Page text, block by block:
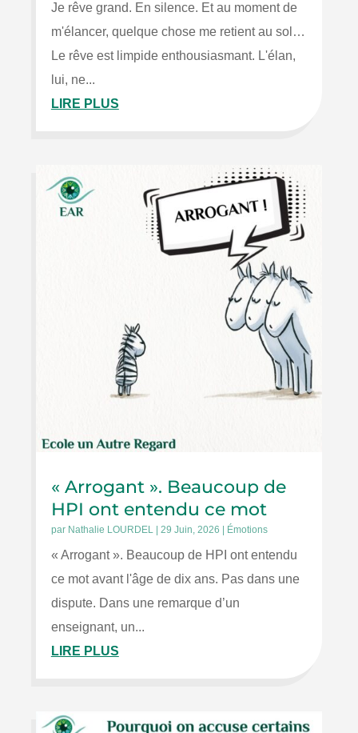
Je rêve grand. En silence. Et au moment de
m'élancer, quelque chose me retient au sol…
Le rêve est limpide enthousiasmant. L'élan,
lui, ne...
LIRE PLUS
« Arrogant ». Beaucoup de
HPI ont entendu ce mot
par Nathalie LOURDEL| 29 Juin, 2026 Émotions
« Arrogant ». Beaucoup de HPI ont entendu
ce mot avant l'âge de dix ans. Pas dans une
dispute. Dans une remarque d’un
enseignant, un...
LIRE PLUS